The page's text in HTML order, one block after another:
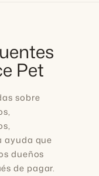
Pet
sobre
ayuda que
dueños
de pagar.